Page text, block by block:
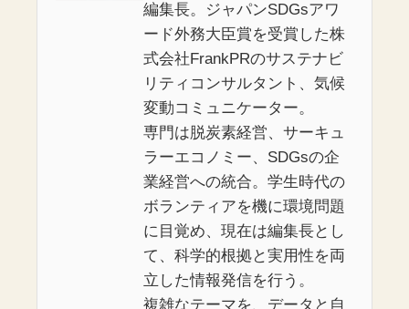
編集長。ジャパンSDGsアワ
ード外務大臣賞を受賞した株
式会社FrankPRのサステナビ
リティコンサルタント、気候
変動コミュニケーター。
専門は脱炭素経営、サーキュ
ラーエコノミー、SDGsの企
業経営への統合。学生時代の
ボランティアを機に環境問題
に目覚め、現在は編集長とし
て、科学的根拠と実用性を両
立した情報発信を行う。
複雑なテーマを、データと自